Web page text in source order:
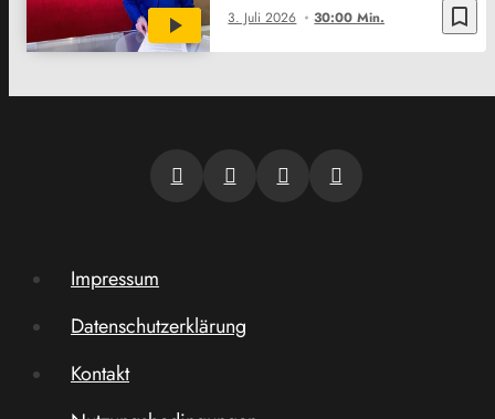
bookmark_border
3. Juli 2026 30:00 Min.
Impressum
Datenschutzerklärung
Kontakt